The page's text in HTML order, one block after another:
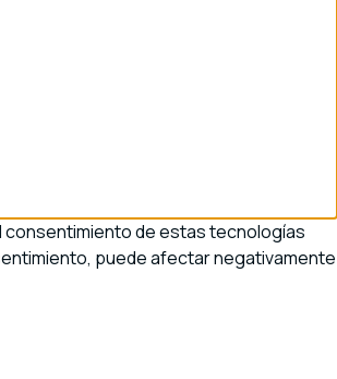
consentimiento de estas tecnologías
puede afectar negativamente